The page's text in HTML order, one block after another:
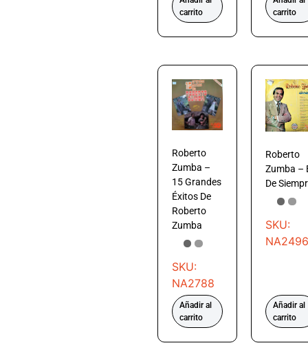
carrito
carrito
Roberto
Zumba –
15 Grandes
Éxitos De
Roberto
Zumba
SKU:
NA2788
Añadir al
carrito
Roberto
Zumba –
De
SKU:
NA2496
Añadir al
carrito